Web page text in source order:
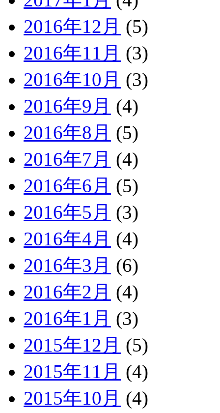
2016年12月 (5)
2016年11月 (3)
2016年10月 (3)
2016年9月 (4)
2016年8月 (5)
2016年7月 (4)
2016年6月 (5)
2016年5月 (3)
2016年4月 (4)
2016年3月 (6)
2016年2月 (4)
2016年1月 (3)
2015年12月 (5)
2015年11月 (4)
2015年10月 (4)